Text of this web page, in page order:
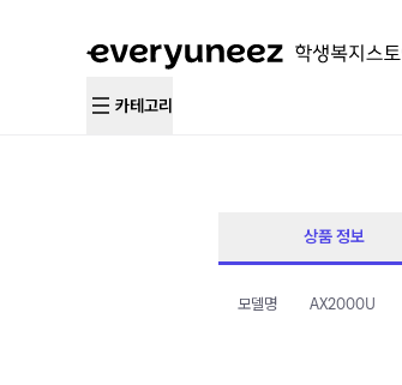
카테고리
상품 정보
모델명 AX2000U